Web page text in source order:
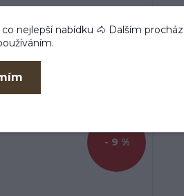
- 9 %
nejlepší nabídku 🐴 Dalším